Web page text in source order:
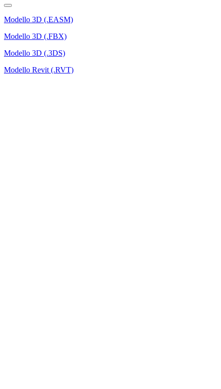
Modello 3D (.EASM)
Modello 3D (.FBX)
Modello 3D (.3DS)
Modello Revit (.RVT)